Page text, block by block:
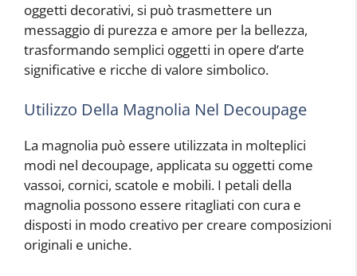
oggetti decorativi, si può trasmettere un
messaggio di purezza e amore per la bellezza,
trasformando semplici oggetti in opere d’arte
significative e ricche di valore simbolico.
Utilizzo Della Magnolia Nel Decoupage
La magnolia può essere utilizzata in molteplici
modi nel decoupage, applicata su oggetti come
vassoi, cornici, scatole e mobili. I petali della
magnolia possono essere ritagliati con cura e
disposti in modo creativo per creare composizioni
originali e uniche.